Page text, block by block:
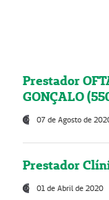
Prestador
GONÇALO
07 de Agosto de
Prestador
01 de Abril de 2020